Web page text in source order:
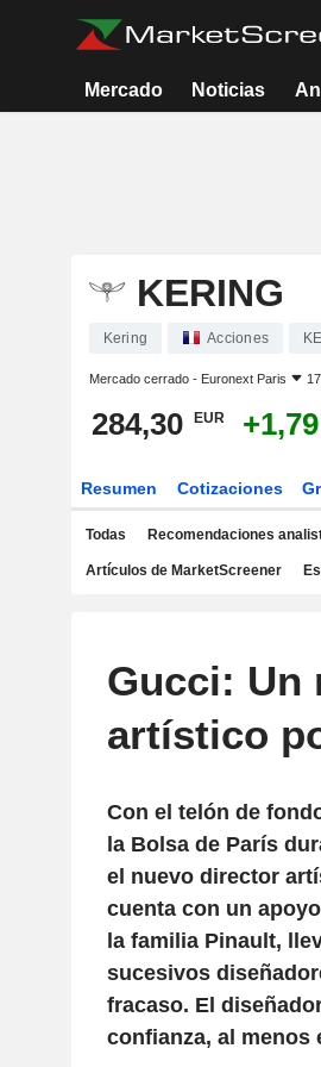
Mercado Noticias
KERING
Kering Acciones
Mercado cerrado - Euronext Paris
284,30 EUR
Resumen Cotizaciones
Todas Recomendaciones
Artículos de MarketScreener
Gucci: Un
artístico
Con el telón de
la Bolsa de París
el nuevo director
cuenta con un
la familia Pinault,
sucesivos
fracaso. El
confianza, al menos